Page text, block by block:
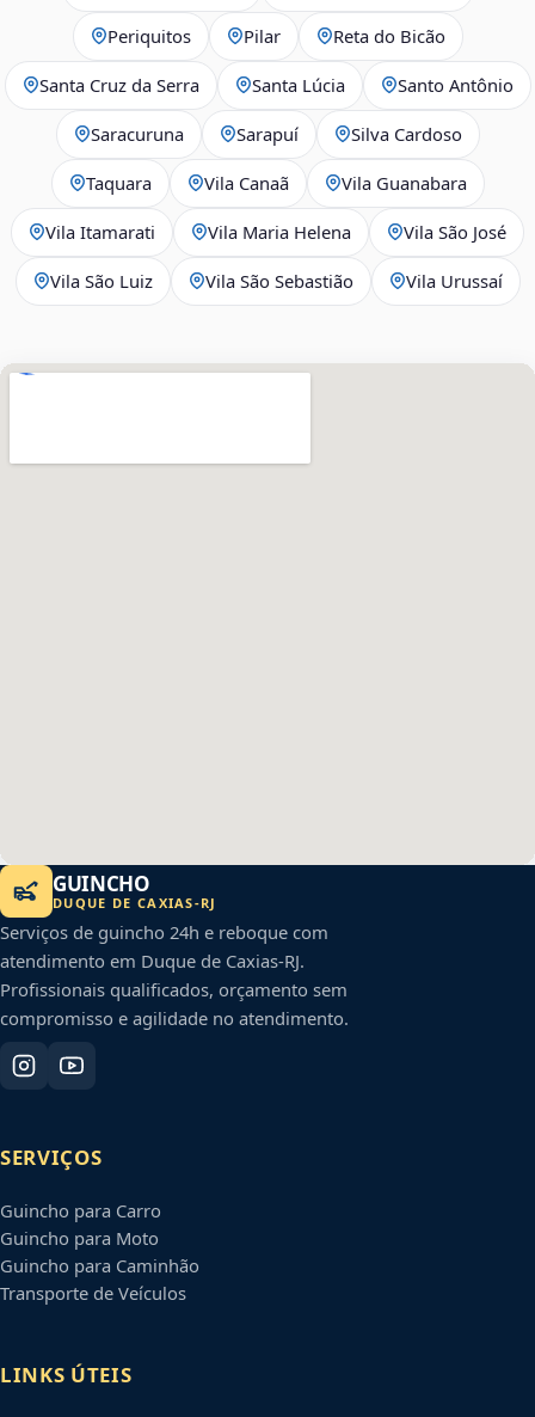
Periquitos Pilar Reta do Bicão
Santa Cruz da Serra Santa Lúcia Santo Antônio
Saracuruna Sarapuí Silva Cardoso
Taquara Vila Canaã Vila Guanabara
Vila Itamarati Vila Maria Helena Vila São José
Vila São Luiz Vila São Sebastião Vila Urussaí
GUINCHO
DUQUE DE CAXIAS-RJ
Serviços de guincho 24h e reboque com
atendimento em Duque de Caxias-RJ.
Profissionais qualificados, orçamento sem
compromisso e agilidade no atendimento.
SERVIÇOS
Guincho para Carro
Guincho para Moto
Guincho para Caminhão
Transporte de Veículos
LINKS ÚTEIS